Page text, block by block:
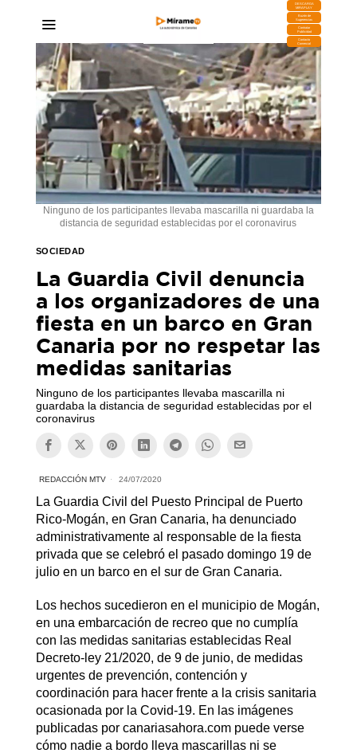
DESCARGA
MIRAPLAY
Buzón de
Sugerencias
Contratar
Publicidad
Contacto
Comercial
Ninguno de los participantes llevaba mascarilla ni guardaba la
distancia de seguridad establecidas por el coronavirus
SOCIEDAD
La Guardia Civil denuncia
a los organizadores de una
fiesta en un barco en Gran
Canaria por no respetar las
medidas sanitarias
Ninguno de los participantes llevaba mascarilla ni
guardaba la distancia de seguridad establecidas por el
coronavirus
REDACCIÓN MTV 24/07/2020
La Guardia Civil del Puesto Principal de Puerto
Rico-Mogán, en Gran Canaria, ha denunciado
administrativamente al responsable de la fiesta
privada que se celebró el pasado domingo 19 de
julio en un barco en el sur de Gran Canaria.
Los hechos sucedieron en el municipio de Mogán,
en una embarcación de recreo que no cumplía
con las medidas sanitarias establecidas Real
Decreto-ley 21/2020, de 9 de junio, de medidas
urgentes de prevención, contención y
coordinación para hacer frente a la crisis sanitaria
ocasionada por la Covid-19. En las imágenes
publicadas por canariasahora.com puede verse
cómo nadie a bordo lleva mascarillas ni se